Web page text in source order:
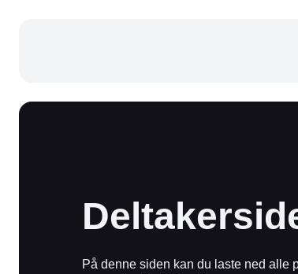
På denne siden kan du laste ned alle